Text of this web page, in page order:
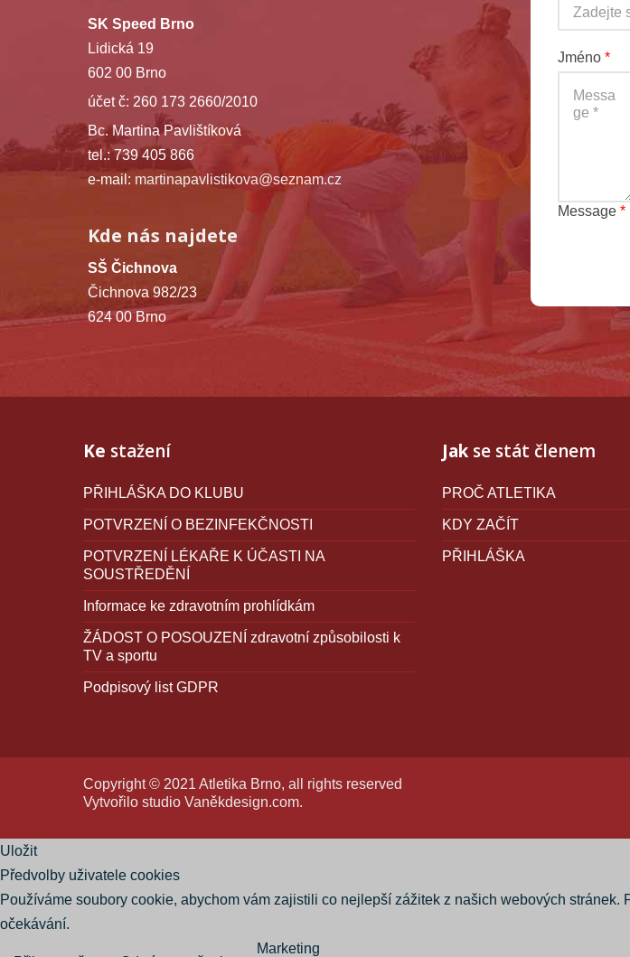
SK Speed Brno
Lidická 19
602 00 Brno
účet č: 260 173 2660/2010
Bc. Martina Pavlištíková
tel.: 739 405 866
e-mail: martinapavlistikova@seznam.cz
Kde nás najdete
SŠ Čichnova
Čichnova 982/23
624 00 Brno
Jméno *
Message *
Ke stažení
PŘIHLÁŠKA DO KLUBU
POTVRZENÍ O BEZINFEKČNOSTI
POTVRZENÍ LÉKAŘE K ÚČASTI NA
SOUSTŘEDĚNÍ
Informace ke zdravotním prohlídkám
ŽÁDOST O POSOUZENÍ zdravotní způsobilosti k
TV a sportu
Podpisový list GDPR
Jakse stát členem
PROČ ATLETIKA
KDY ZAČÍT
PŘIHLÁŠKA
Copyright © 2021 Atletika Brno, all rights reserved
Vytvořilo studio Vaněkdesign.com.
Uložit
Předvolby uživatele cookies
Používáme soubory cookie, abychom vám zajistili co nejlepší zážitek z našich webových
očekávání.
Marketing